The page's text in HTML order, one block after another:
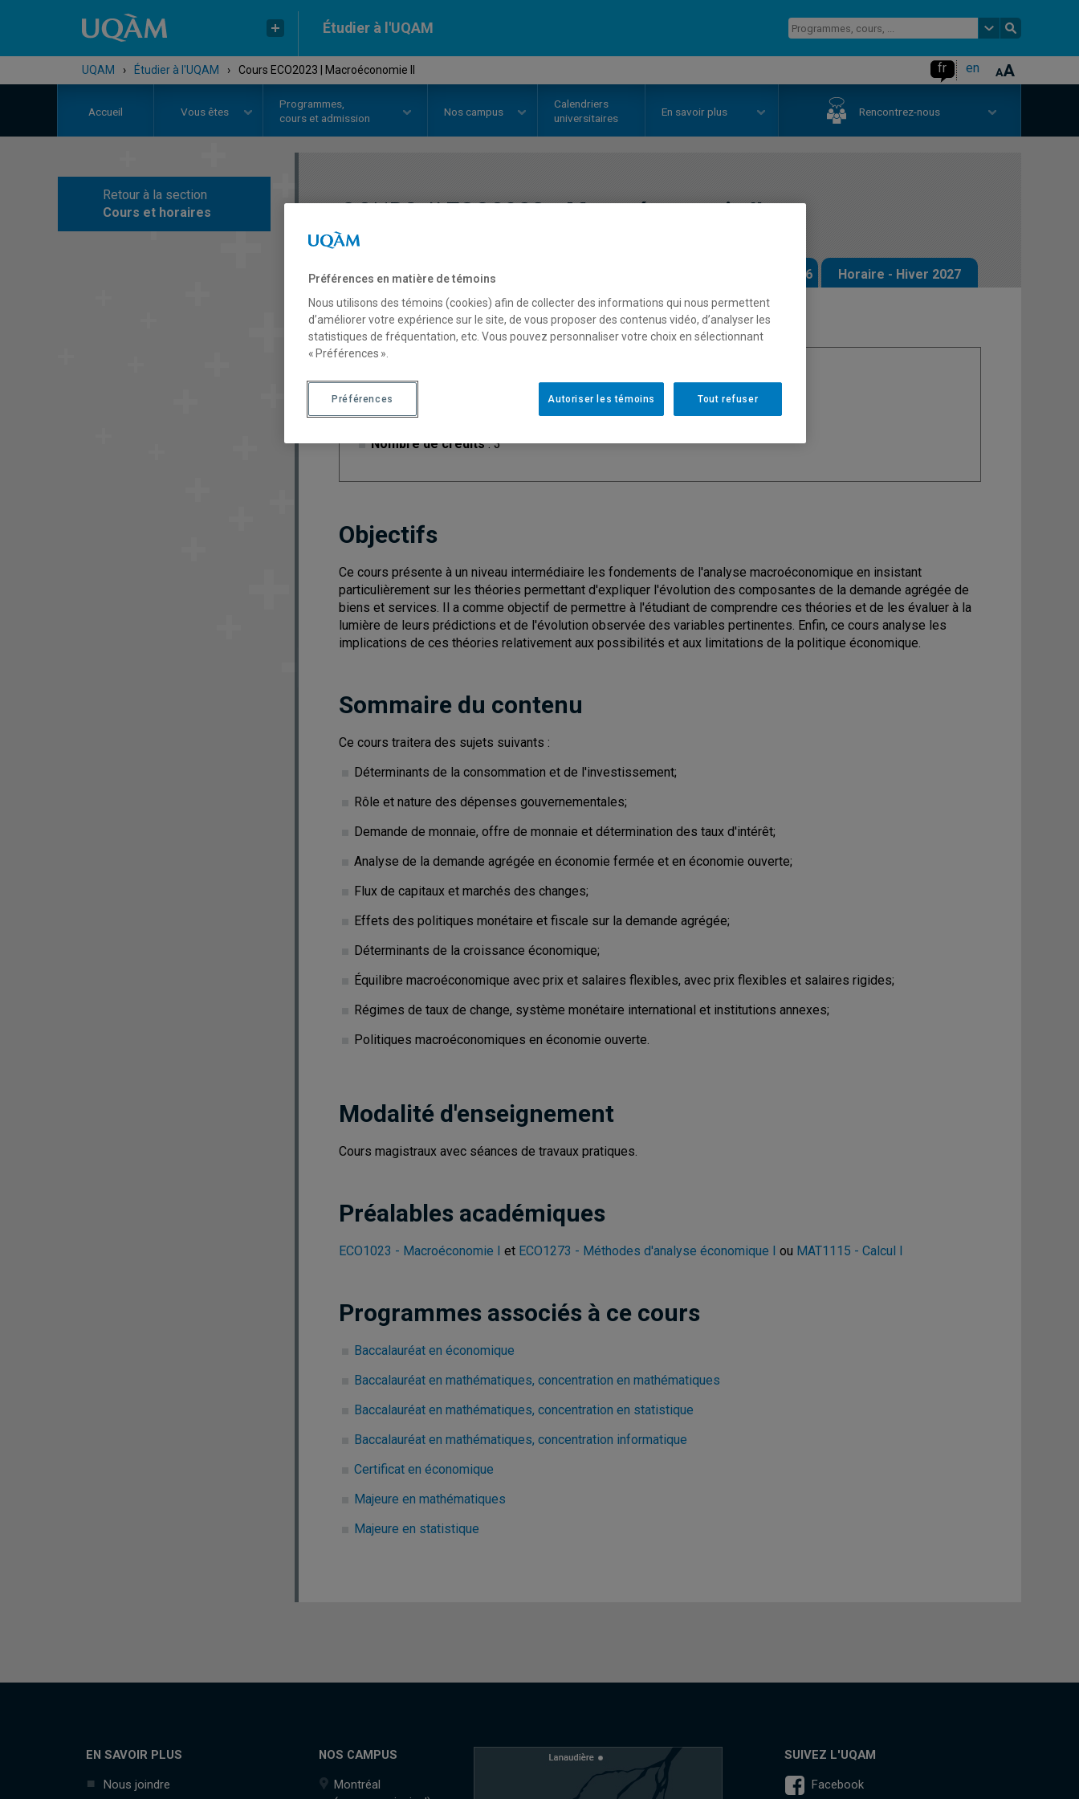
Étudier à l'UQAM
UQAM › Étudier à l'UQAM › Cours ECO2023 | Macroéconomie II fr en
Accueil Vous êtes
Programmes,
cours et admission
Nos campus
Calendriers
universitaires
En savoir plus Rencontrez-nous
Retour à la section
Cours et horaires
COURS// ECO2023-Macroéconomie II
Description Horaire - Automne 2026 Horaire - Hiver 2027
Cycle: 1
Type de cours
Nombre de crédits: 3
Discipline: Économie
Objectifs
Ce cours présente à un niveau intermédiaire les fondements de l'analyse macroéconomique en insistant
particulièrement sur les théories permettant d'expliquer l'évolution des composantes de la demande agrégée de
biens et services. Il a comme objectif de permettre à l'étudiant de comprendre ces théories et de les évaluer à la
lumière de leurs prédictions et de l'évolution observée des variables pertinentes. Enfin, ce cours analyse les
implications de ces théories relativement aux possibilités et aux limitations de la politique économique.
Sommaire du contenu
Ce cours traitera des sujets suivants :
Déterminants de la consommation et de l'investissement;
Rôle et nature des dépenses gouvernementales;
Demande de monnaie, offre de monnaie et détermination des taux d'intérêt;
Analyse de la demande agrégée en économie fermée et en économie ouverte;
Flux de capitaux et marchés des changes;
Effets des politiques monétaire et fiscale sur la demande agrégée;
Déterminants de la croissance économique;
Équilibre macroéconomique avec prix et salaires flexibles, avec prix flexibles et salaires rigides;
Régimes de taux de change, système monétaire international et institutions annexes;
Politiques macroéconomiques en économie ouverte.
Modalité d'enseignement
Cours magistraux avec séances de travaux pratiques.
Préalables académiques
ECO1023 - Macroéconomie I et ECO1273 - Méthodes d'analyse économique I ou MAT1115 - Calcul I
Programmes associés à ce cours
Baccalauréat en économique
Baccalauréat en mathématiques, concentration en mathématiques
Baccalauréat en mathématiques, concentration en statistique
Baccalauréat en mathématiques, concentration informatique
Certificat en économique
Majeure en mathématiques
Majeure en statistique
EN SAVOIR PLUS
Nous joindre
NOS CAMPUS
Montréal
SUIVEZ L'UQAM
Facebook
Préférences en matière de témoins
Nous utilisons des témoins (cookies) afin de collecter des informations qui nous permettent
d’améliorer votre expérience sur le site, de vous proposer des contenus vidéo, d’analyser les
statistiques de fréquentation, etc. Vous pouvez personnaliser votre choix en sélectionnant
« Préférences ».
Tout refuser
Autoriser les témoins
Préférences